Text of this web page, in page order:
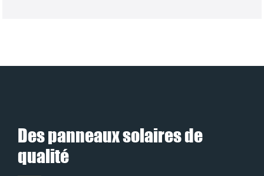
Des panneaux solaires de
qualité